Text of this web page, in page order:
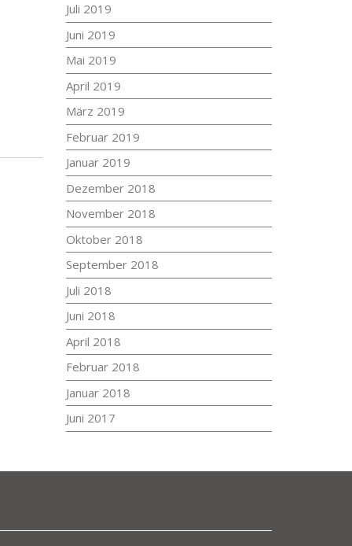
Juli 2019
Juni 2019
Mai 2019
April 2019
März 2019
Februar 2019
Januar 2019
Dezember 2018
November 2018
Oktober 2018
September 2018
Juli 2018
Juni 2018
April 2018
Februar 2018
Januar 2018
Juni 2017